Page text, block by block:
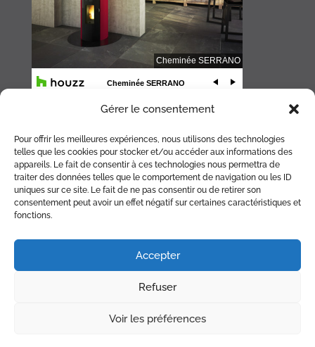
Gérer le consentement
Pour offrir les meilleures expériences, nous utilisons des technologies
telles que les cookies pour stocker et/ou accéder aux informations des
appareils. Le fait de consentir à ces technologies nous permettra de
traiter des données telles que le comportement de navigation ou les ID
uniques sur ce site. Le fait de ne pas consentir ou de retirer son
consentement peut avoir un effet négatif sur certaines caractéristiques et
fonctions.
Accepter
Refuser
Voir les préférences
ACCESSOIRES
RÉALISATIONS
PARTENAIRES
PLAN
RDV RAMONAGE